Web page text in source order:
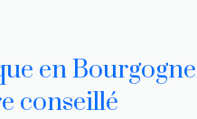
en Bourgogne
conseillé